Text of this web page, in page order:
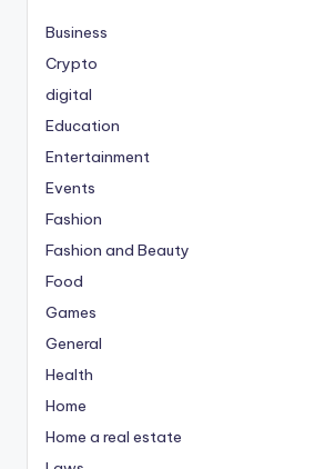
Business
Crypto
digital
Education
Entertainment
Events
Fashion
Fashion and Beauty
Food
Games
General
Health
Home
Home a real estate